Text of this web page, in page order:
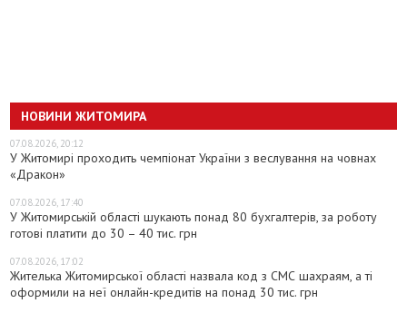
НОВИНИ ЖИТОМИРА
07.08.2026, 20:12
У Житомирі проходить чемпіонат України з веслування на човнах
«Дракон»
07.08.2026, 17:40
У Житомирській області шукають понад 80 бухгалтерів, за роботу
готові платити до 30 – 40 тис. грн
07.08.2026, 17:02
Жителька Житомирської області назвала код з СМС шахраям, а ті
оформили на неї онлайн-кредитів на понад 30 тис. грн